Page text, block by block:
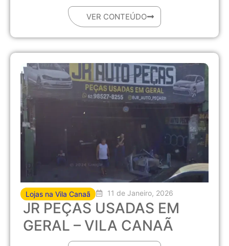
VER CONTEÚDO
Lojas na Vila Canaã 11 de Janeiro, 2026
JR PEÇAS USADAS EM
GERAL – VILA CANAÃ